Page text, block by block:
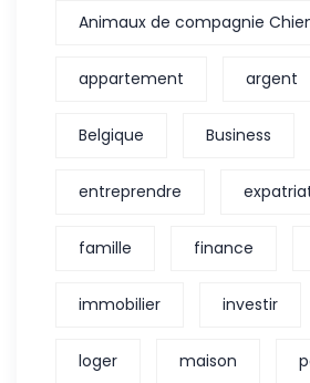
Animaux de compagnie
appartement argent
Belgique Business
entreprendre
famille finance
immobilier investir
loger maison